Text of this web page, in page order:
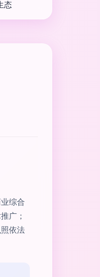
态
综合
广；
依法